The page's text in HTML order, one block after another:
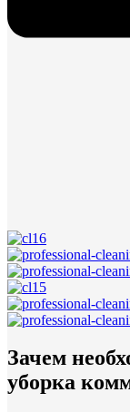
Зачем
уборка